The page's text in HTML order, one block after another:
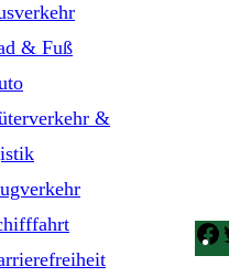
& Fuß
&